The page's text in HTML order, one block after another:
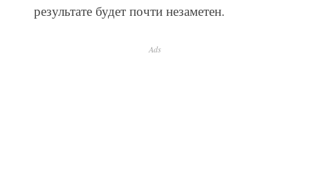
результате будет почти незаметен.
Ads